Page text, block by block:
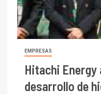
EMPRESAS
Hitachi
desarrollo de
2
I+D